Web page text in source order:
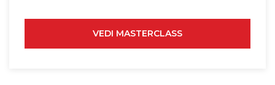
VEDI MASTERCLASS